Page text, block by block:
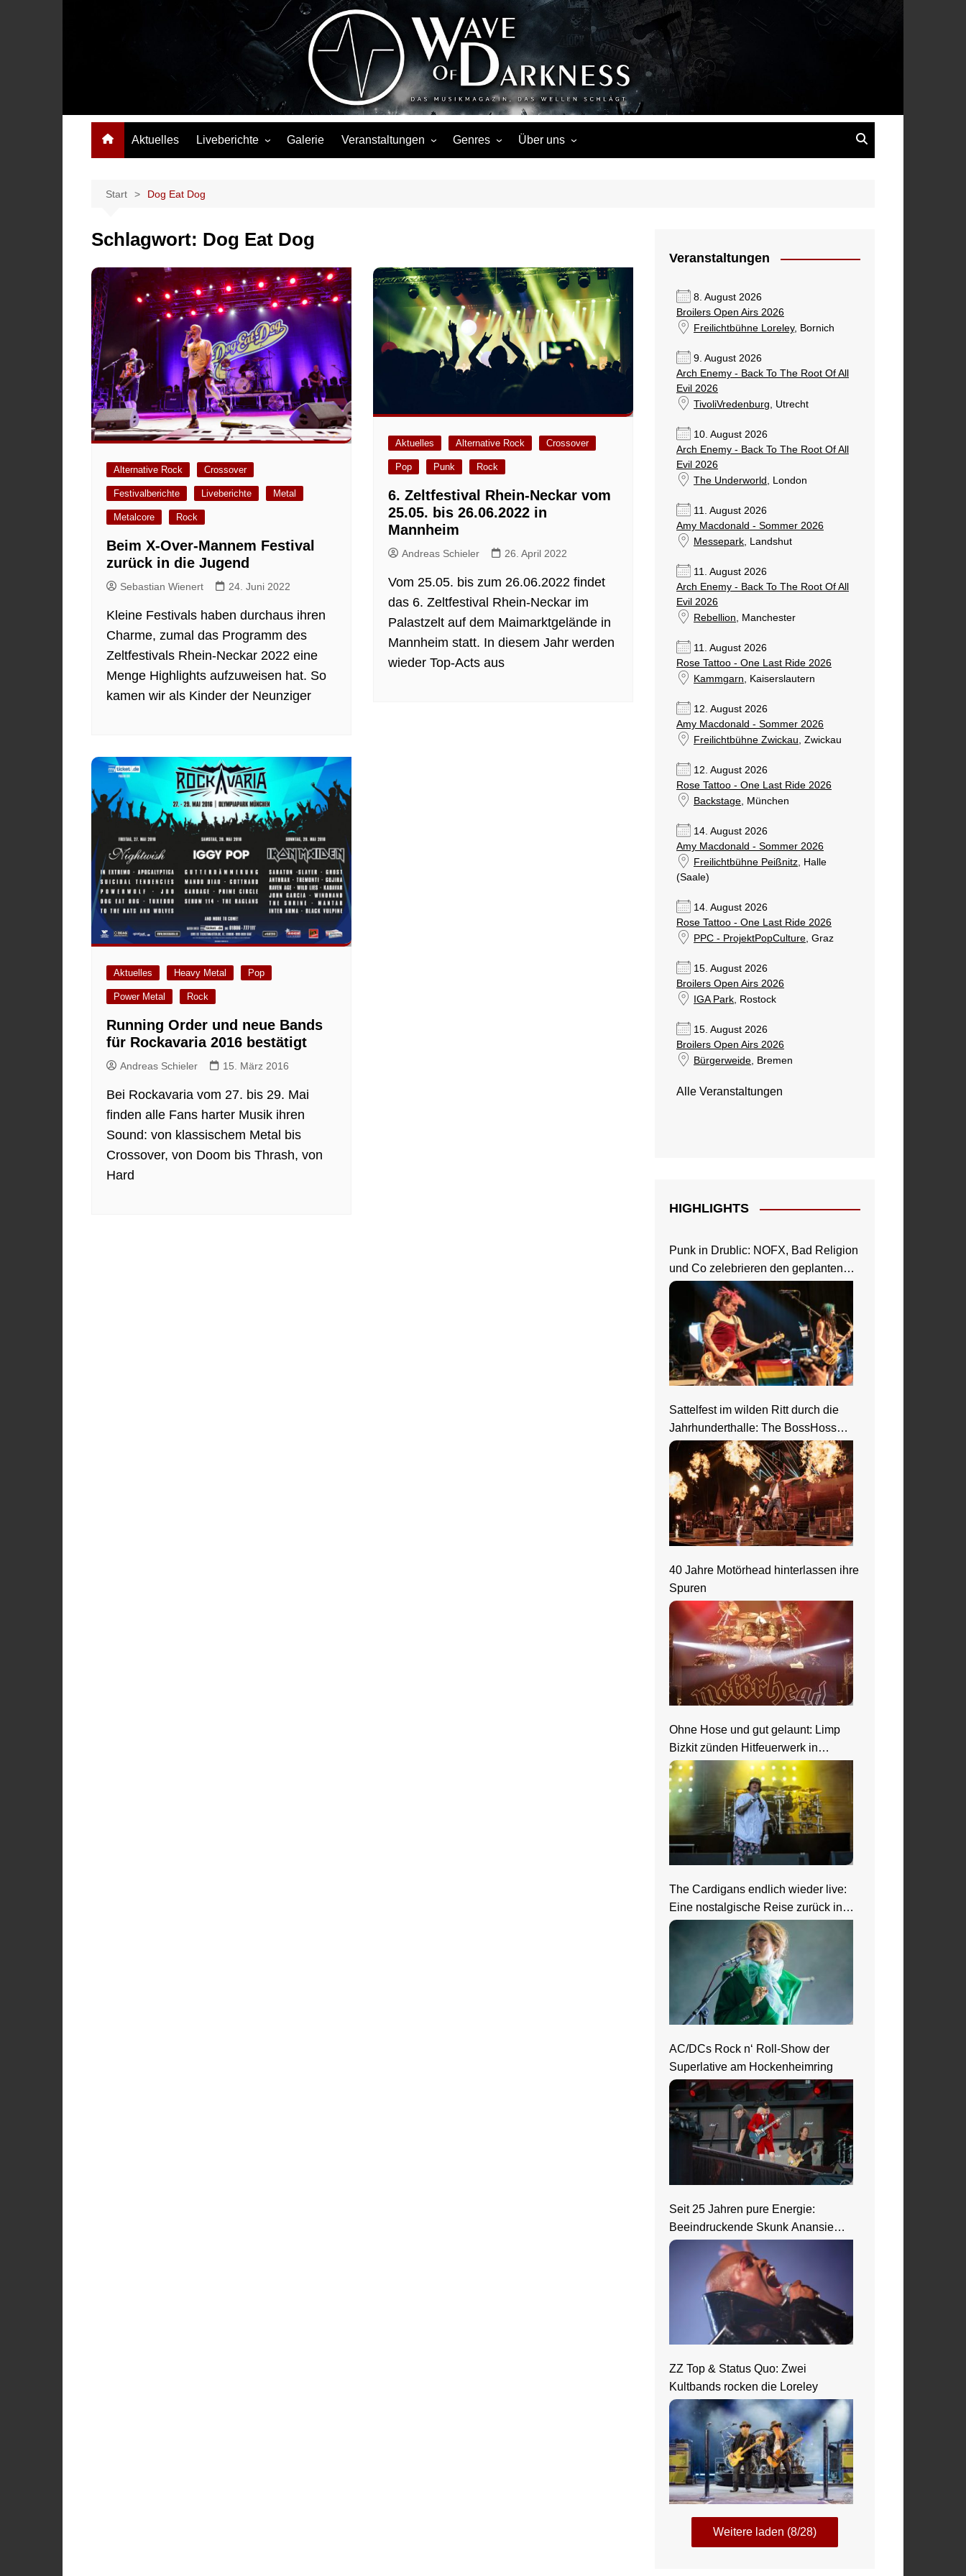
Wave of Darkness
Das Musikmagazin, das Wellen schlägt. Konzerte, Festivals, Events, Fotos, Termine, Interviews, Berichte, Musik
Aktuelles Liveberichte
Festivalberichte
Highlights
Galerie Veranstaltungen
Veranstaltungsorte
Genres
Weitere Genres
Über uns
Start Dog Eat Dog
Schlagwort: Dog Eat Dog
Alternative Rock Crossover
Festivalberichte Liveberichte Metal
Metalcore Rock
Beim X-Over-Mannem Festival
zurück in die Jugend
Sebastian Wienert 24. Juni 2022
Kleine Festivals haben durchaus ihren
Charme, zumal das Programm des
Zeltfestivals Rhein-Neckar 2022 eine
Menge Highlights aufzuweisen hat. So
kamen wir als Kinder der Neunziger
Aktuelles Alternative Rock Crossover
Pop Punk Rock
6. Zeltfestival Rhein-Neckar vom
25.05. bis 26.06.2022 in
Mannheim
Andreas Schieler 26. April 2022
Vom 25.05. bis zum 26.06.2022 findet
das 6. Zeltfestival Rhein-Neckar im
Palastzelt auf dem Maimarktgelände in
Mannheim statt. In diesem Jahr werden
wieder Top-Acts aus
Aktuelles Heavy Metal Pop
Power Metal Rock
Running Order und neue Bands
für Rockavaria 2016 bestätigt
Andreas Schieler 15. März 2016
Bei Rockavaria vom 27. bis 29. Mai
finden alle Fans harter Musik ihren
Sound: von klassischem Metal bis
Crossover, von Doom bis Thrash, von
Hard
Veranstaltungen
8. August 2026
Broilers Open Airs 2026
Freilichtbühne Loreley, Bornich
9. August 2026
Arch Enemy - Back To The Root Of All
Evil 2026
TivoliVredenburg, Utrecht
10. August 2026
Arch Enemy - Back To The Root Of All
Evil 2026
The Underworld , London
11. August 2026
Amy Macdonald - Sommer 2026
Messepark, Landshut
11. August 2026
Arch Enemy - Back To The Root Of All
Evil 2026
Rebellion, Manchester
11. August 2026
Rose Tattoo - One Last Ride 2026
Kammgarn, Kaiserslautern
12. August 2026
Amy Macdonald - Sommer 2026
Freilichtbühne Zwickau, Zwickau
12. August 2026
Rose Tattoo - One Last Ride 2026
Backstage, München
14. August 2026
Amy Macdonald - Sommer 2026
Freilichtbühne Peißnitz, Halle
(Saale)
14. August 2026
Rose Tattoo - One Last Ride 2026
PPC - ProjektPopCulture, Graz
15. August 2026
Broilers Open Airs 2026
IGA Park, Rostock
15. August 2026
Broilers Open Airs 2026
Bürgerweide, Bremen
Alle Veranstaltungen
HIGHLIGHTS
Punk in Drublic: NOFX, Bad Religion
und Co zelebrieren den geplanten
Ausnahmezustand
Sattelfest im wilden Ritt durch die
Jahrhunderthalle: The BossHoss
elektrisieren in Frankfurt
40 Jahre Motörhead hinterlassen ihre
Spuren
Ohne Hose und gut gelaunt: Limp
Bizkit zünden Hitfeuerwerk in
Saarbrücken
The Cardigans endlich wieder live:
Eine nostalgische Reise zurück in
die 90er beim Zeltfestival Rhein-
AC/DCs Rock n‘ Roll-Show der
Superlative am Hockenheimring
Seit 25 Jahren pure Energie:
Beeindruckende Skunk Anansie
Show in Wiesbaden
ZZ Top & Status Quo: Zwei
Kultbands rocken die Loreley
Weitere laden (8/28)